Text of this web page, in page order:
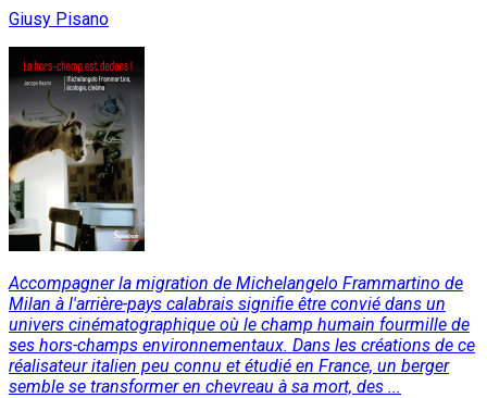
Giusy Pisano
Accompagner la migration de Michelangelo Frammartino de
Milan à l'arrière-pays calabrais signifie être convié dans un
univers cinématographique où le champ humain fourmille de
ses hors-champs environnementaux. Dans les créations de ce
réalisateur italien peu connu et étudié en France, un berger
semble se transformer en chevreau à sa mort, des ...